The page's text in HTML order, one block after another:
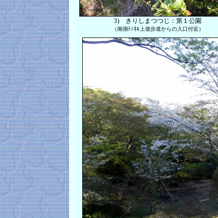
3) きりしまつつじ： 第１公園
（南側ﾄﾝﾈﾙ上遊歩道からの入口付近）